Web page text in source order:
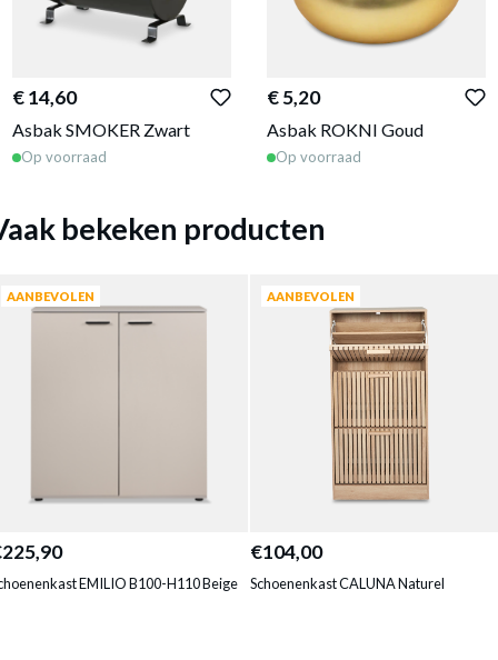
€ 14,60
Asbak SMOKER Zwart
Op voorraad
€ 5,20
Asbak ROKNI Goud
Op voorraad
bekeken producten
AANBEVOLEN
EMILIO B100-H110 Beige
AANBEVOLEN
€104,00
Schoenenkast CALUNA Naturel